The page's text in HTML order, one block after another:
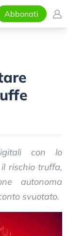
Abbonati
con lo
il rischio truffa,
autonoma
svuotato.